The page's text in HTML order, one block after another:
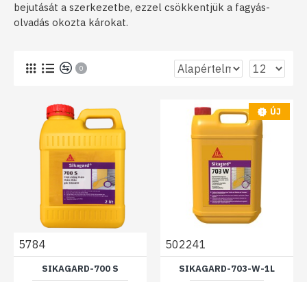
bejutását a szerkezetbe, ezzel csökkentjük a fagyás-
olvadás okozta károkat.
0
5784
SIKAGARD-700 S
ÚJ
502241
SIKAGARD-703-W-1L